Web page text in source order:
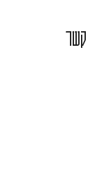
קשר